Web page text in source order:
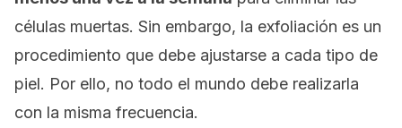
células muertas. Sin embargo, la exfoliación es un
procedimiento que debe ajustarse a cada tipo de
piel. Por ello, no todo el mundo debe realizarla
con la misma frecuencia.